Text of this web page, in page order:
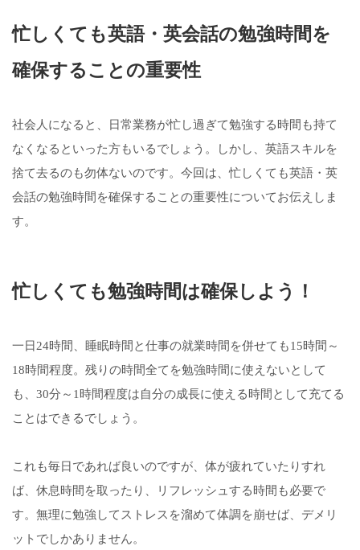
忙しくても英語・英会話の勉強時間を
確保することの重要性
社会人になると、日常業務が忙し過ぎて勉強する時間も持て
なくなるといった方もいるでしょう。しかし、英語スキルを
捨て去るのも勿体ないのです。今回は、忙しくても英語・英
会話の勉強時間を確保することの重要性についてお伝えしま
す。
忙しくても勉強時間は確保しよう！
一日24時間、睡眠時間と仕事の就業時間を併せても15時間～
18時間程度。残りの時間全てを勉強時間に使えないとして
も、30分～1時間程度は自分の成長に使える時間として充てる
ことはできるでしょう。
これも毎日であれば良いのですが、体が疲れていたりすれ
ば、休息時間を取ったり、リフレッシュする時間も必要で
す。無理に勉強してストレスを溜めて体調を崩せば、デメリ
ットでしかありません。